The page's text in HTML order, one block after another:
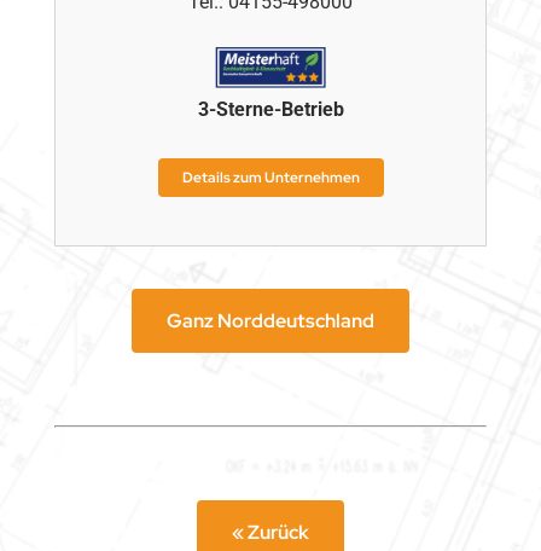
3-Sterne-Betrieb
Details zum Unternehmen
Ganz Norddeutschland
« Zurück